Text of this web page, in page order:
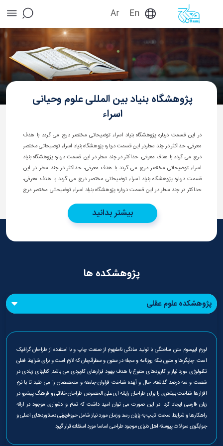
Ar En
پژوهشگاه - بنیاد بین المللی علوم وحیانی اسراء
پژوهشگاه بنیاد بین المللی علوم وحیانی
اسراء
در این قسمت درباره پژوهشگاه بنیاد اسراء توضیحاتی مختصر درج می گردد با هدف
معرفی، حداکثر در چند سطردر این قسمت درباره پژوهشگاه بنیاد اسراء توضیحاتی مختصر
درج می گردد با هدف معرفی، حداکثر در چند سطر در این قسمت درباره پژوهشگاه بنیاد
اسراء توضیحاتی مختصر درج می گردد با هدف معرفی، حداکثر در چند سطر در این
قسمت درباره پژوهشگاه بنیاد اسراء توضیحاتی مختصر درج می گردد با هدف معرفی،
حداکثر در چند سطر در این قسمت درباره پژوهشگاه بنیاد اسراء توضیحاتی مختصر درج
توضیحاتی مختصر درج می گردد.
بیشتر بدانید
پژوهشکده ها
پژوهشکده علوم عقلی
پژوهشكده قرآن و عترت
پژوهشکده مطالعات اسلامی
لورم ایپسوم متن ساختگی با تولید سادگی نامفهوم از صنعت چاپ و با استفاده از طراحان گرافیک
است. چاپگرها و متون بلکه روزنامه و مجله در ستون و سطرآنچنان که لازم است و برای شرایط فعلی
تکنولوژی مورد نیاز و کاربردهای متنوع با هدف بهبود ابزارهای کاربردی می باشد. کتابهای زیادی در
شصت و سه درصد گذشته، حال و آینده شناخت فراوان جامعه و متخصصان را می طلبد تا با نرم
افزارها شناخت بیشتری را برای طراحان رایانه ای علی الخصوص طراحان خلاقی و فرهنگ پیشرو در
زبان فارسی ایجاد کرد. در این صورت می توان امید داشت که تمام و دشواری موجود در ارائه
راهکارها و شرایط سخت تایپ به پایان رسد وزمان مورد نیاز شامل حروفچینی دستاوردهای اصلی و
جوابگوی سوالات پیوسته اهل دنیای موجود طراحی اساسا مورد استفاده قرار گیرد.